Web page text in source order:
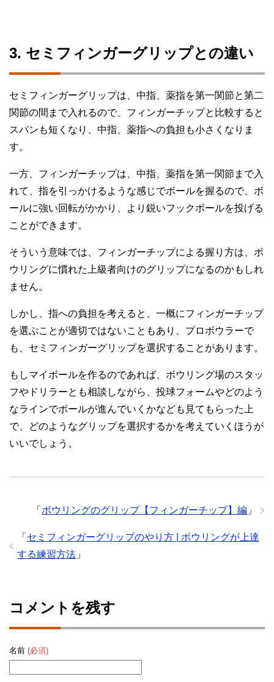
3. セミフィンガーグリップとの違い
セミフィンガーグリップは、中指、薬指を第一関節と第二
関節の間まで入れるので、フィンガーチップと比較すると
スパンも短くなり、中指、薬指への負担も小さくなりま
す。
一方、フィンガーチップは、中指、薬指を第一関節まで入
れて、指を引っかけるような感じでボールを握るので、ボ
ールに強い回転がかかり、より鋭いフックボールを投げる
ことができます。
そういう意味では、フィンガーチップによる握り方は、ボ
ウリングに慣れた上級者向けのグリップになるのかもしれ
ません。
しかし、指への負担を考えると、一概にフィンガーチップ
を選ぶことが適切ではないこともあり、プロボウラーで
も、セミフィンガーグリップを選択することがあります。
もしマイボールを作るのであれば、ボウリング場のスタッ
フやドリラーとも相談しながら、投球フォームやどのよう
なラインでボールが進んでいくかなども見てもらった上
で、どのようなグリップを選択するかを考えていくほうが
いいでしょう。
「 ボウリングのグリップ【フィンガーチップ】編 」
「 セミフィンガーグリップのやり方 | ボウリングが上達
する練習方法 」
コメントを残す
名前 (必須)